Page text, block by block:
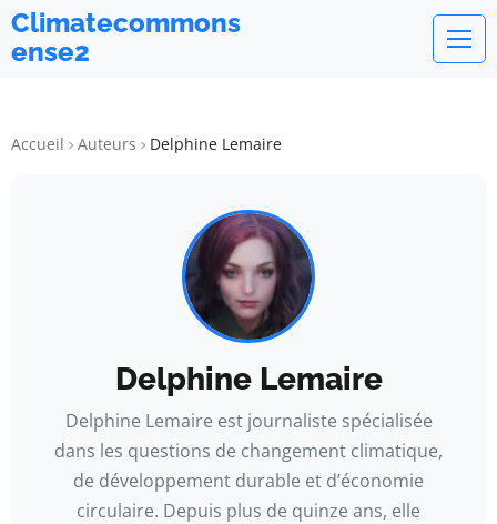
Climatecommons
ense2
Accueil Auteurs Delphine Lemaire
Delphine Lemaire
Delphine Lemaire est journaliste spécialisée
dans les questions de changement climatique,
de développement durable et d’économie
circulaire. Depuis plus de quinze ans, elle